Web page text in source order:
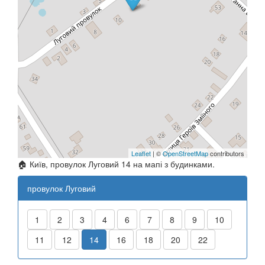
Leaflet | ©OpenStreetMapcontributors
🏠 Київ, провулок Луговий 14 на мапі з будинками.
провулок Луговий
1 2 3 4 6 7 8 9
10
11
12 14 16 18 20 22